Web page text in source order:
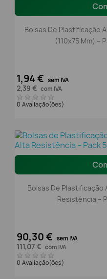
Bolsas De Plastificação
(110x75 Mm) –
1,94 € sem IVA
2,39 € com IVA
0 Avaliação(ões)
Bolsas De Plastificação
Resistência –
90,30 € sem IVA
111,07 € com IVA
0 Avaliação(ões)